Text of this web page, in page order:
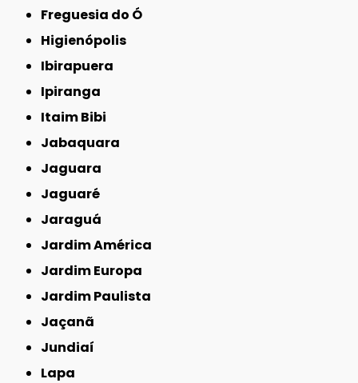
Freguesia do Ó
Higienópolis
Ibirapuera
Ipiranga
Itaim Bibi
Jabaquara
Jaguara
Jaguaré
Jaraguá
Jardim América
Jardim Europa
Jardim Paulista
Jaçanã
Jundiaí
Lapa